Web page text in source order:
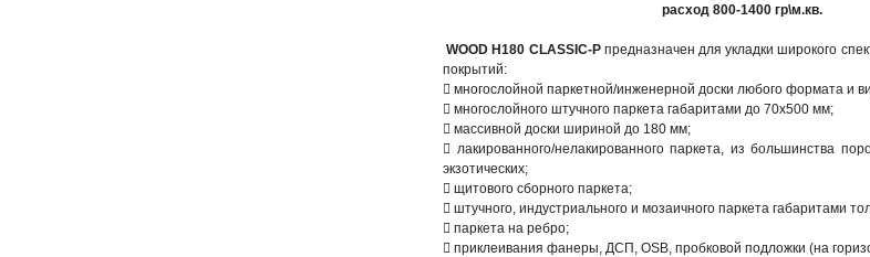
расход 800-1400 гр\м.кв.
WOOD H180 CLASSIC-Pпредназначен для укладки широкого
покрытий:
 многослойной паркетной/инженерной доски любого формата и
 многослойного штучного паркета габаритами до 70х500 мм;
 массивной доски шириной до 180 мм;
 лакированного/нелакированного паркета, из большинства
экзотических;
 щитового сборного паркета;
 штучного, индустриального и мозаичного паркета габаритами
 паркета на ребро;
 приклеивания фанеры, ДСП, OSB, пробковой подложки (на